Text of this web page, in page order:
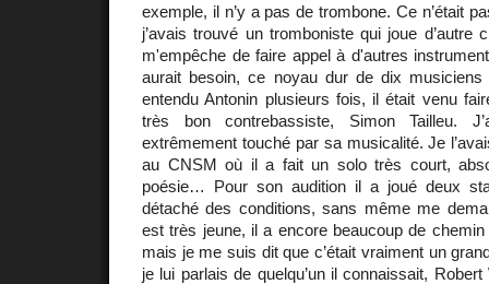
exemple, il n’y a pas de trombone. Ce n’était
j’avais trouvé un tromboniste qui joue
m'empêche de faire appel à d'autres
aurait besoin, ce noyau dur de dix musiciens
entendu Antonin plusieurs fois, il était venu
très bon contrebassiste, Simon Tailleu.
extrêmement touché par sa musicalité. Je
au CNSM où il a fait un solo très court,
poésie… Pour son audition il a joué deux
détaché des conditions, sans même me
est très jeune, il a encore beaucoup de chemin
mais je me suis dit que c’était vraiment un
je lui parlais de quelqu’un il connaissait,